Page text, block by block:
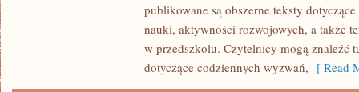
publikowane są obszerne teksty
nauki, aktywności rozwojowych, a także
w przedszkolu. Czytelnicy mogą znaleźć
dotyczące codziennych wyzwań, [ Read